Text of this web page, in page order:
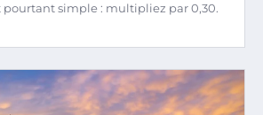
pourtant simple : multipliez par 0,30.